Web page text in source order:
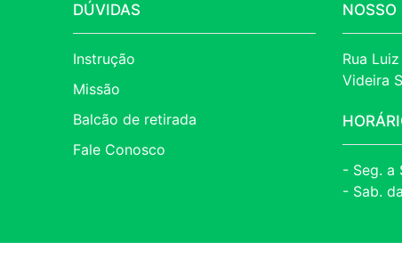
DÚVIDAS
Instrução
Missão
Balcão de retirada
Fale Conosco
NOSSO
Rua
Videira
- Seg. a
- Sab.